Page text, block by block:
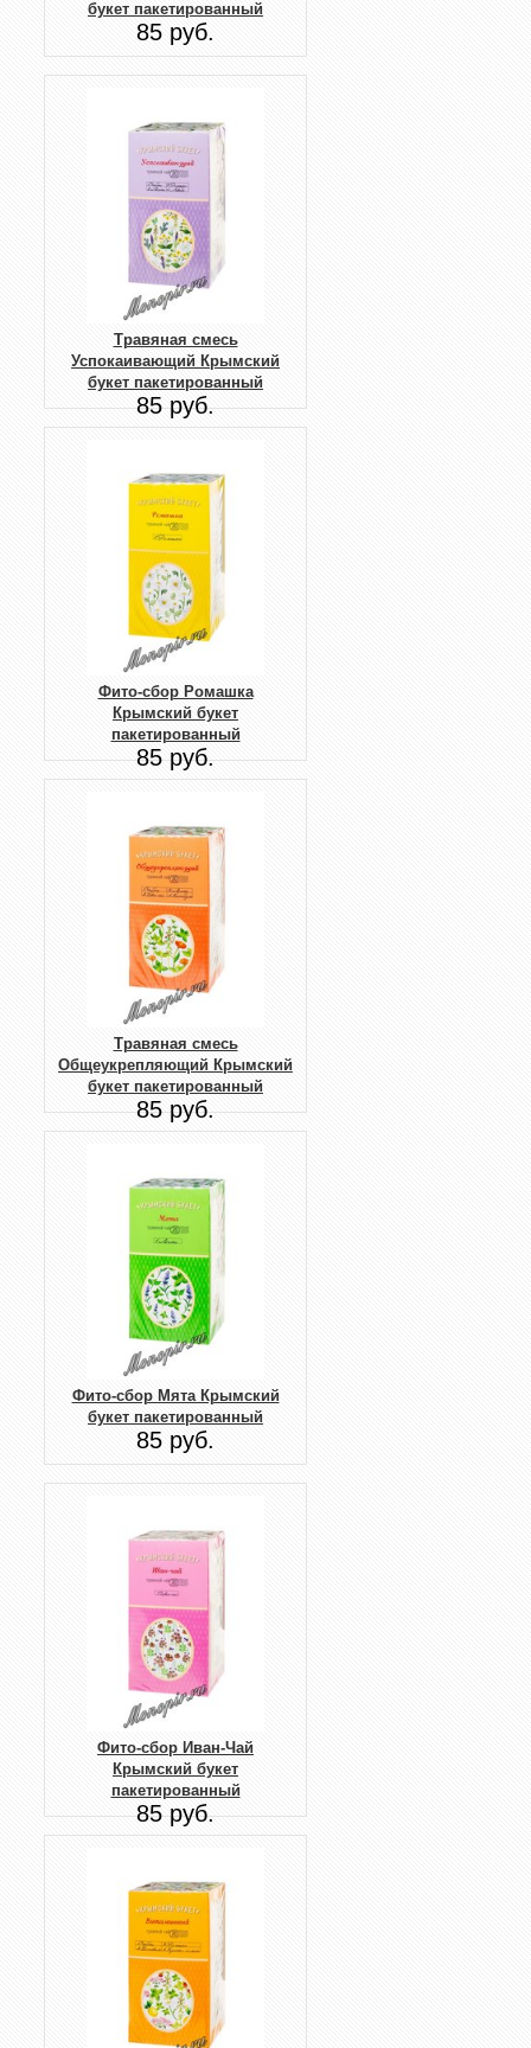
букет пакетированный
85 руб.
Травяная смесь
Успокаивающий Крымский
букет пакетированный
85 руб.
Фито-сбор Ромашка
Крымский букет
пакетированный
85 руб.
Травяная смесь
Общеукрепляющий Крымский
букет пакетированный
85 руб.
Фито-сбор Мята Крымский
букет пакетированный
85 руб.
Фито-сбор Иван-Чай
Крымский букет
пакетированный
85 руб.